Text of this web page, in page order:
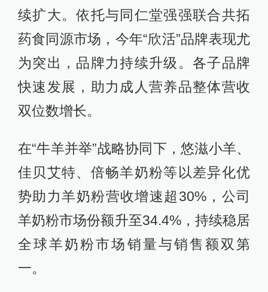
续扩大。依托与同仁堂强强联合共拓
药食同源市场，今年“欣活”品牌表现尤
为突出，品牌力持续升级。各子品牌
快速发展，助力成人营养品整体营收
双位数增长。
在“牛羊并举”战略协同下，悠滋小羊、
佳贝艾特、倍畅羊奶粉等以差异化优
势助力羊奶粉营收增速超30%，公司
羊奶粉市场份额升至34.4%，持续稳居
全球羊奶粉市场销量与销售额双第
一。